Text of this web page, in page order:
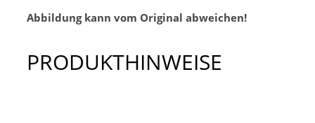
Abbildung kann vom Original abweichen!
PRODUKTHINWEISE